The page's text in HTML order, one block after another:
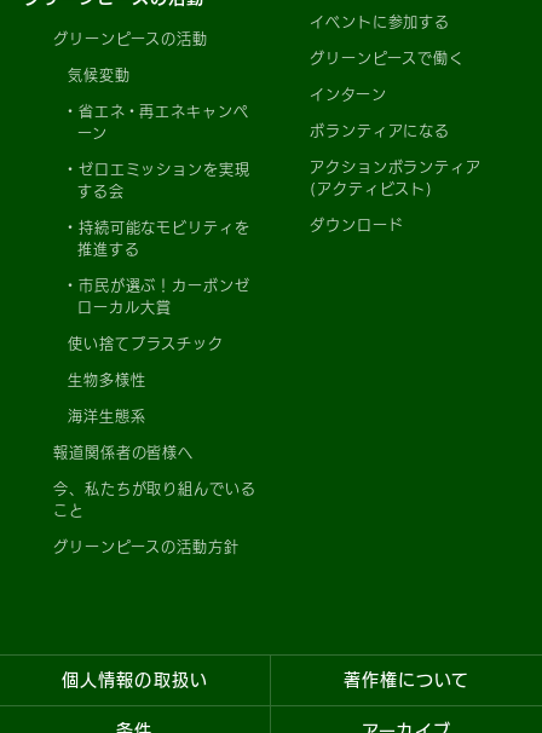
グリーンピースの活動
気候変動
省エネ・再エネキャンペ
ーン
ゼロエミッションを実現
する会
持続可能なモビリティを
推進する
市民が選ぶ！カーボンゼ
ローカル大賞
使い捨てプラスチック
生物多様性
海洋生態系
報道関係者の皆様へ
今、私たちが取り組んでいる
こと
グリーンピースの活動方針
イベントに参加する
グリーンピースで働く
インターン
ボランティアになる
アクションボランティア
(アクティビスト)
ダウンロード
個人情報の取扱い 著作権について